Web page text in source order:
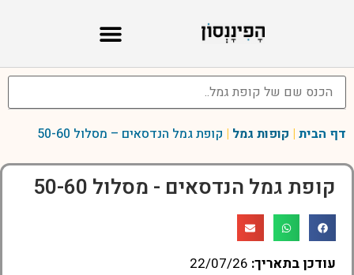
דף הבית | קופות גמל | קופת גמל הנדסאים – מסלול 50-60
קופת גמל הנדסאים - מסלול 50-60
עודכן בתאריך: 22/07/26